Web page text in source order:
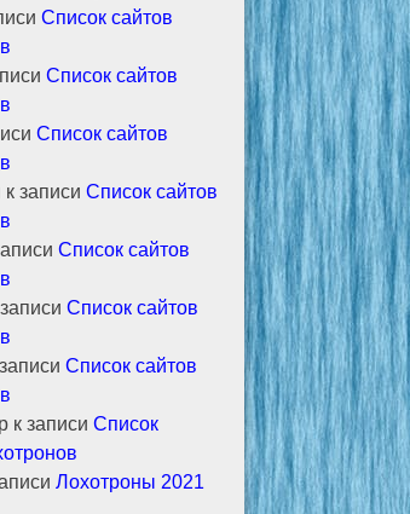
Список сайтов
Список сайтов
Список сайтов
к записи Список сайтов
Список сайтов
Список сайтов
Список сайтов
к записи Список
Лохотроны 2021